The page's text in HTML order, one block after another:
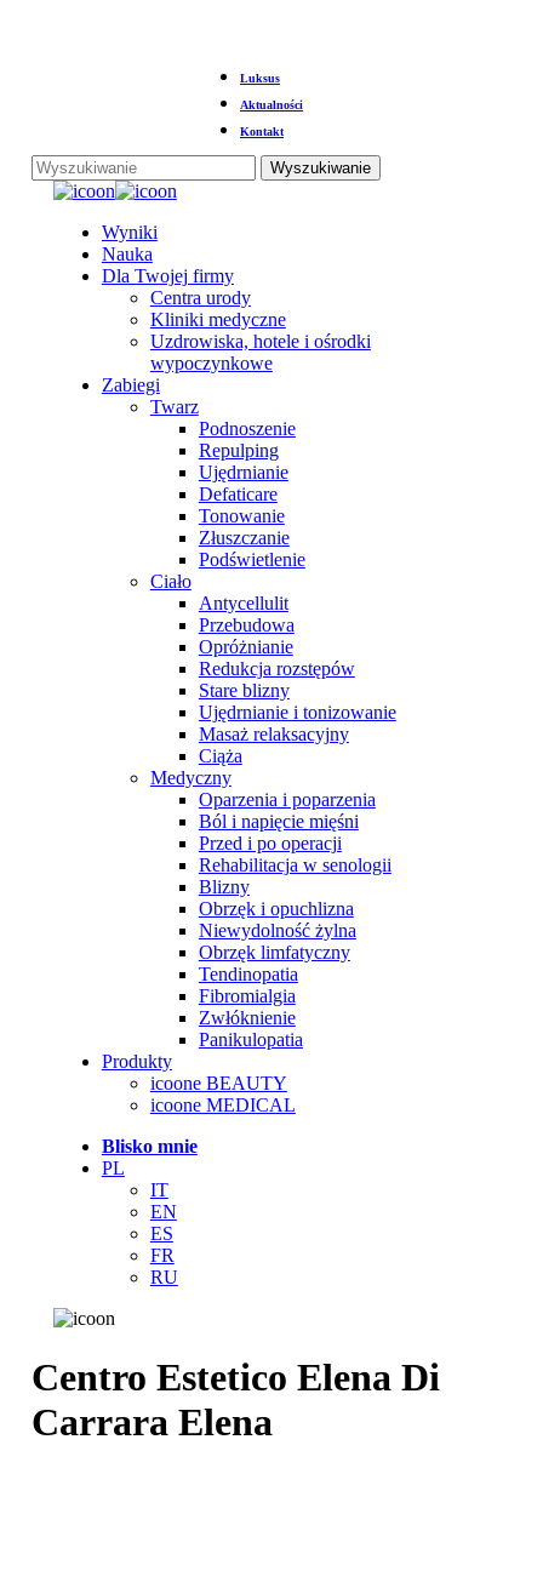
Luksus
Aktualności
Kontakt
Wyszukiwanie
Zamknij
Menu
Wyniki
Nauka
Dla Twojej firmy
Centra urody
Kliniki medyczne
Uzdrowiska, hotele i ośrodki
wypoczynkowe
Zabiegi
Twarz
Podnoszenie
Repulping
Ujędrnianie
Defaticare
Tonowanie
Złuszczanie
Podświetlenie
Ciało
Antycellulit
Przebudowa
Opróżnianie
Redukcja rozstępów
Stare blizny
Ujędrnianie i tonizowanie
Masaż relaksacyjny
Ciąża
Medyczny
Oparzenia i poparzenia
Ból i napięcie mięśni
Przed i po operacji
Rehabilitacja w senologii
Blizny
Obrzęk i opuchlizna
Niewydolność żylna
Obrzęk limfatyczny
Tendinopatia
Fibromialgia
Zwłóknienie
Panikulopatia
Produkty
icoone BEAUTY
icoone MEDICAL
Blisko mnie
PL
IT
EN
ES
FR
RU
Centro Estetico Elena Di
Carrara Elena